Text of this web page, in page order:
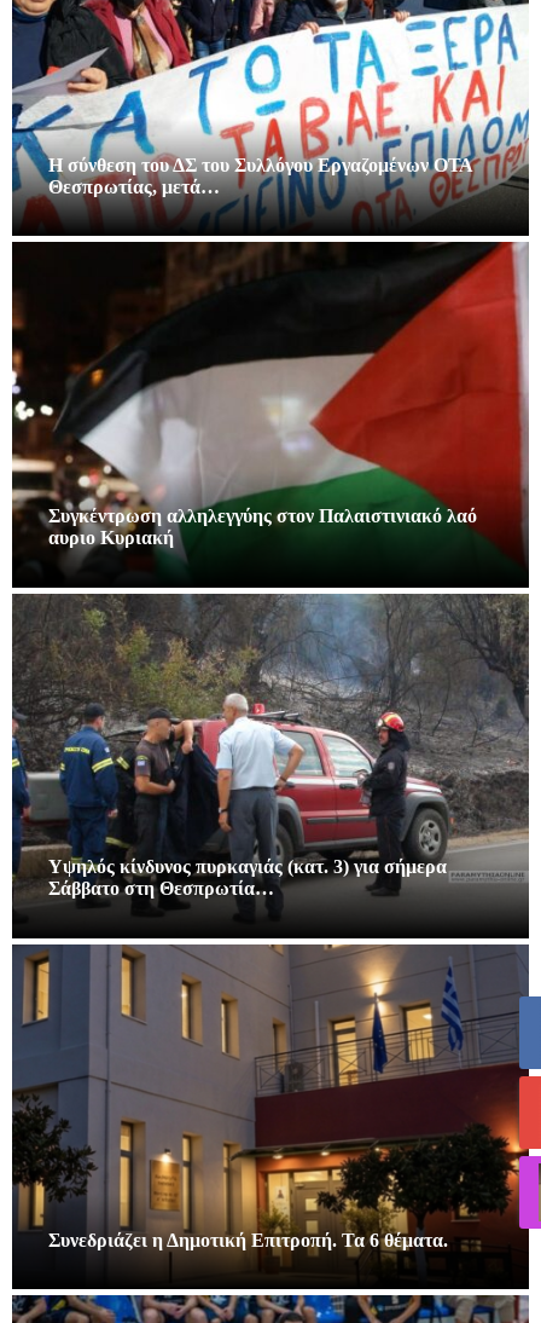
Η σύνθεση του ΔΣ του Συλλόγου Εργαζομένων ΟΤΑ
Θεσπρωτίας, μετά…
Συγκέντρωση αλληλεγγύης στον Παλαιστινιακό λαό
αυριο Κυριακή
Υψηλός κίνδυνος πυρκαγιάς (κατ. 3) για σήμερα
Σάββατο στη Θεσπρωτία…
Συνεδριάζει η Δημοτική Επιτροπή. Τα 6 θέματα.